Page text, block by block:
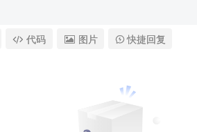
代码 图片 快捷回复